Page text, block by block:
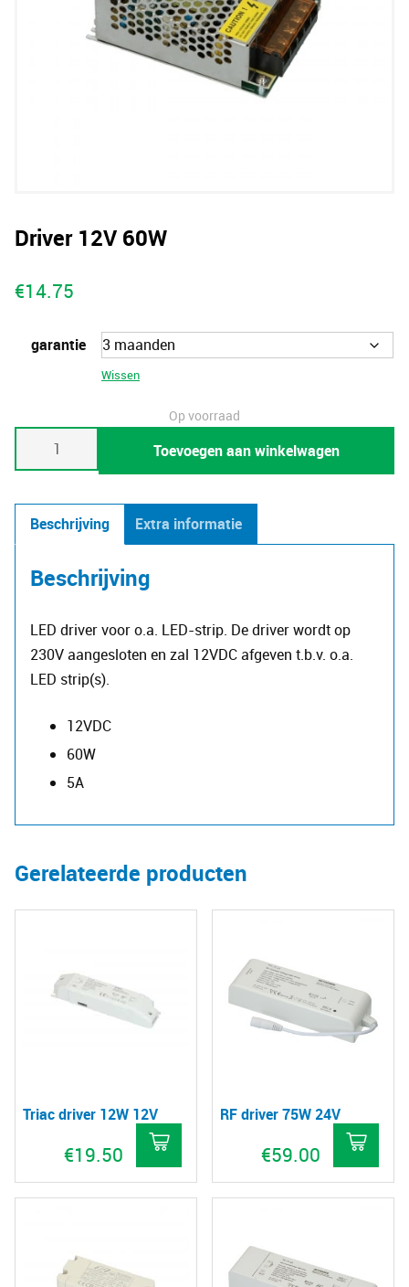
Driver 12V 60W
€14.75
garantie
Wissen
Op voorraad
Toevoegen aan winkelwagen
Beschrijving Extra informatie
Beschrijving
LED driver voor o.a. LED-strip. De driver wordt op
230V aangesloten en zal 12VDC afgeven t.b.v. o.a.
LED strip(s).
12VDC
60W
5A
Gerelateerde producten
Triac driver 12W 12V
€19.50
RF driver 75W 24V
€59.00